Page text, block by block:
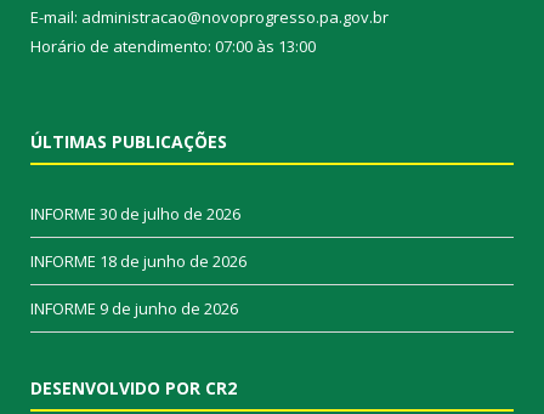
E-mail: administracao@novoprogresso.pa.gov.br
Horário de atendimento: 07:00 às 13:00
ÚLTIMAS PUBLICAÇÕES
INFORME 30 de julho de 2026
INFORME 18 de junho de 2026
INFORME 9 de junho de 2026
DESENVOLVIDO POR CR2